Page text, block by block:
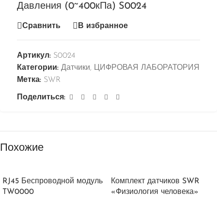
Давления (0~400кПа) S0024
Сравнить В избранное
Артикул: S0024
Категории: Датчики, ЦИФРОВАЯ ЛАБОРАТОРИЯ
Метка: SWR
Поделиться:
Похожие
RJ45 Беспроводной модуль
TW0000
Комплект датчиков SWR
«Физиология человека»